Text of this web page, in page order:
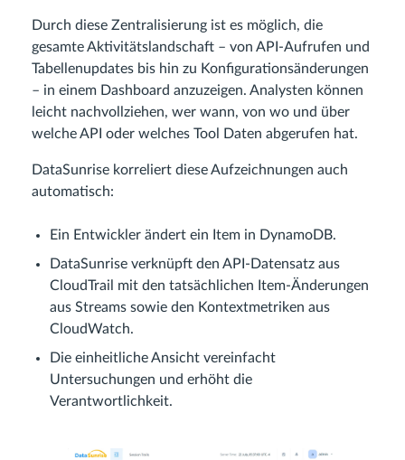
Durch diese Zentralisierung ist es möglich, die
gesamte Aktivitätslandschaft – von API-Aufrufen und
Tabellenupdates bis hin zu Konfigurationsänderungen
– in einem Dashboard anzuzeigen. Analysten können
leicht nachvollziehen, wer wann, von wo und über
welche API oder welches Tool Daten abgerufen hat.
DataSunrise korreliert diese Aufzeichnungen auch
automatisch:
Ein Entwickler ändert ein Item in DynamoDB.
DataSunrise verknüpft den API-Datensatz aus
CloudTrail mit den tatsächlichen Item-Änderungen
aus Streams sowie den Kontextmetriken aus
CloudWatch.
Die einheitliche Ansicht vereinfacht
Untersuchungen und erhöht die
Verantwortlichkeit.